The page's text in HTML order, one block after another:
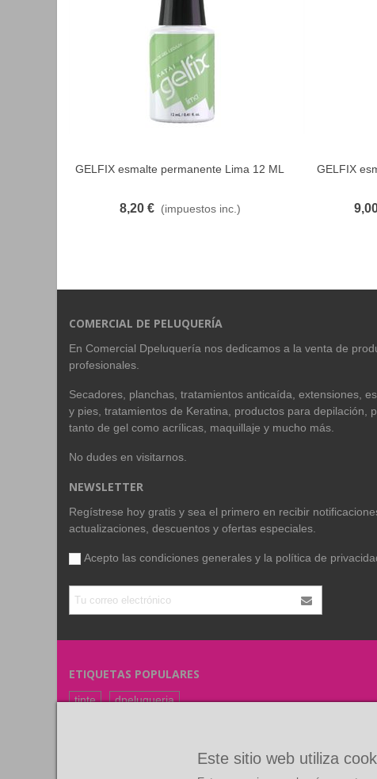
FAVORITO
GELFIX esmalte permanente Lima 12 ML
8,20 € (impuestos inc.)
GELFIX
COMERCIAL DE PELUQUERÍA
En Comercial Dpeluquería nos dedicamos a la venta de
profesionales.
Secadores, planchas, tratamientos anticaída, extensiones,
y pies, tratamientos de Keratina, productos para depilación,
tanto de gel como acrílicas, maquillaje y mucho más.
No dudes en visitarnos.
NEWSLETTER
Regístrese hoy gratis y sea el primero en recibir
actualizaciones, descuentos y ofertas especiales.
Acepto las condiciones generales y la política de
ETIQUETAS POPULARES
tinte
dpeluqueria
Este sitio web utiliza